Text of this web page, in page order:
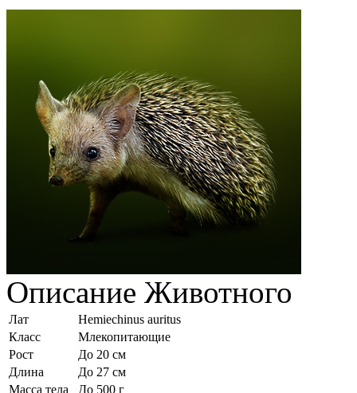
Описание Животного
Лат
Hemiechinus auritus
Класс
Млекопитающие
Рост
До 20 см
Длина
До 27 см
Масса тела
До 500 г